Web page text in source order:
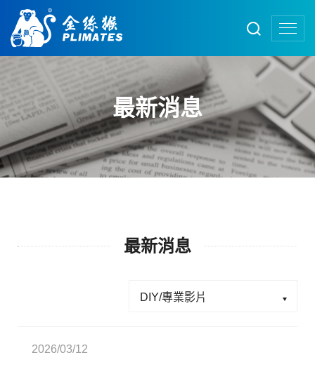
最新消息
最新消息
2026/03/12